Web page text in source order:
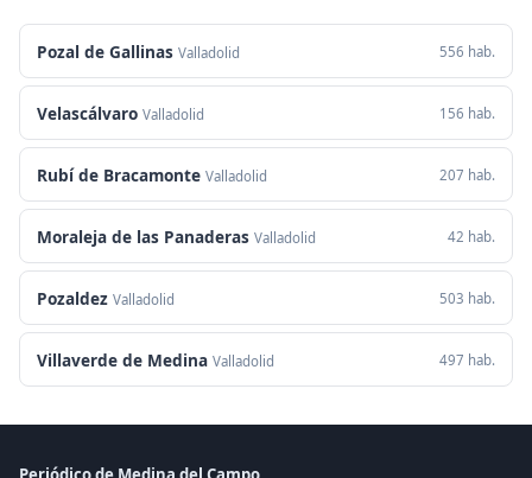
Pozal de Gallinas Valladolid 556 hab.
Velascálvaro Valladolid 156 hab.
Rubí de Bracamonte Valladolid 207 hab.
Moraleja de las Panaderas Valladolid 42 hab.
Pozaldez Valladolid 503 hab.
Villaverde de Medina Valladolid 497 hab.